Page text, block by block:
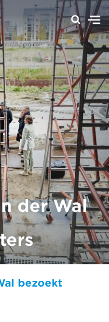
der Wal
bezoekt